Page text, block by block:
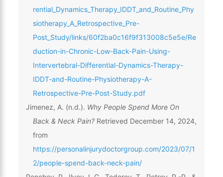
rential_Dynamics_Therapy_IDDT_and_Routine_Phy
siotherapy_A_Retrospective_Pre-
Post_Study/links/60f2ba0c16f9f313008c5e5e/Re
duction-in-Chronic-Low-Back-Pain-Using-
Intervertebral-Differential-Dynamics-Therapy-
IDDT-and-Routine-Physiotherapy-A-
Retrospective-Pre-Post-Study.pdf
Jimenez, A. (n.d.). Why People Spend More On
Back & Neck Pain?Retrieved December 14, 2024,
from
https://personalinjurydoctorgroup.com/2023/07/1
2/people-spend-back-neck-pain/